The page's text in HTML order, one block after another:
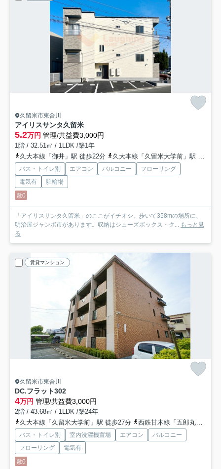
久留米市東合川
アイリスサンタ久留米
5.2万円 管理/共益費3,000円
1階 / 32.51㎡ / 1LDK /築1年
久大本線「御井」駅 徒歩22分
久大本線「久留米大学前」駅 徒歩26分
バス・トイレ別 エアコン バルコニー
フローリング
電気有
駐輪場
敷0
「アイリスサンタ久留米」のここがイチオシ。歩いて358mの場所に、
明治屋ジャンボ市があります。収納はシューズボックス・ク... もっと見
る
賃貸マンション
久留米市東合川
DC.フラット302
4万円 管理/共益費3,000円
2階 / 43.68㎡ / 1LDK /築24年
久大本線「久留米大学前」駅 徒歩27分
西鉄甘木線「五郎丸」駅 徒歩31分
バス・トイレ別 室内洗濯機置場 エアコン
バルコニー
フローリング
電気有
敷0